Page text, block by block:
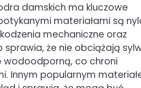
damskich ma kluczowe
materiałami są
mechaniczne oraz
sprawia, że nie obciążają
wodoodporną, co chroni
Innym popularnym